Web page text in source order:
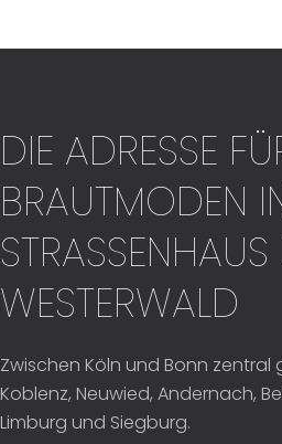
DIE ADRESSE
BRAUTMODEN
STRASSENHAUS
ESTERWALD
Zwischen Köln und Bonn zentral
Koblenz, Neuwied, Andernach,
Limburg und Siegburg.